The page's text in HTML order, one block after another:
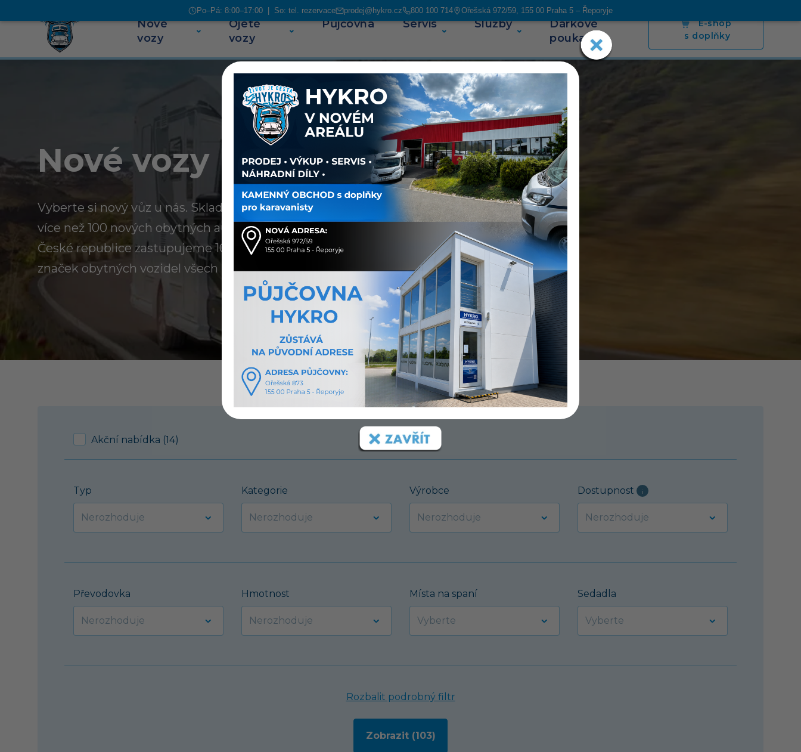
Po–Pá: 8:00–17:00 | So: tel. rezervace prodej@hykro.cz 800 100 714 Ořešská 972/59, 155 00 Praha 5 – Řeporyje
Přeskočit na obsah
Blog Napsali o nás Poradíme Kontakt
Nové
vozy
Ojeté
vozy
Půjčovna Servis Služby
Dárkové
poukazy
E-shop
s doplňky
Nové vozy
Vyberte si nový vůz u nás. Skladem u nás najdete
více než 100 nových obytných aut a karavanů. V
České republice zastupujeme 10 evropských
značek obytných vozidel všech kategorií.
Akční nabídka (14)
Typ Kategorie Výrobce Dostupnost i
Převodovka Hmotnost Místa na spaní Sedadla
Rozbalit podrobný filtr